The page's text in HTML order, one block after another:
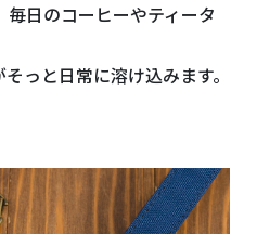
日のコーヒーやティータ
っと日常に溶け込みます。